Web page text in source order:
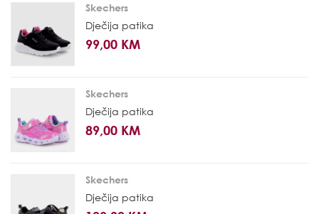
Skechers
Dječija patika
99,00 KM
Skechers
Dječija patika
89,00 KM
Skechers
Dječija patika